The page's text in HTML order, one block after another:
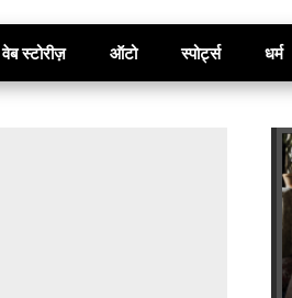
वेब स्टोरीज़ ऑटो स्पोर्ट्स धर्म